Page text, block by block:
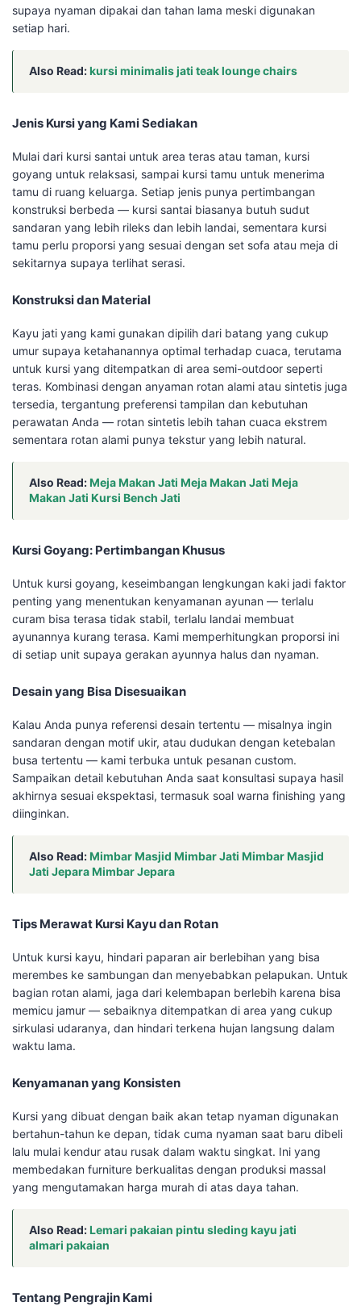
supaya nyaman dipakai dan tahan lama meski digunakan
setiap hari.
Also Read:kursi minimalis jati teak lounge chairs
Jenis Kursi yang Kami Sediakan
Mulai dari kursi santai untuk area teras atau taman, kursi
goyang untuk relaksasi, sampai kursi tamu untuk menerima
tamu di ruang keluarga. Setiap jenis punya pertimbangan
konstruksi berbeda — kursi santai biasanya butuh sudut
sandaran yang lebih rileks dan lebih landai, sementara kursi
tamu perlu proporsi yang sesuai dengan set sofa atau meja di
sekitarnya supaya terlihat serasi.
Konstruksi dan Material
Kayu jati yang kami gunakan dipilih dari batang yang cukup
umur supaya ketahanannya optimal terhadap cuaca, terutama
untuk kursi yang ditempatkan di area semi-outdoor seperti
teras. Kombinasi dengan anyaman rotan alami atau sintetis juga
tersedia, tergantung preferensi tampilan dan kebutuhan
perawatan Anda — rotan sintetis lebih tahan cuaca ekstrem
sementara rotan alami punya tekstur yang lebih natural.
Also Read:Meja Makan Jati Meja Makan Jati Meja
Makan Jati Kursi Bench Jati
Kursi Goyang: Pertimbangan Khusus
Untuk kursi goyang, keseimbangan lengkungan kaki jadi faktor
penting yang menentukan kenyamanan ayunan — terlalu
curam bisa terasa tidak stabil, terlalu landai membuat
ayunannya kurang terasa. Kami memperhitungkan proporsi ini
di setiap unit supaya gerakan ayunnya halus dan nyaman.
Desain yang Bisa Disesuaikan
Kalau Anda punya referensi desain tertentu — misalnya ingin
sandaran dengan motif ukir, atau dudukan dengan ketebalan
busa tertentu — kami terbuka untuk pesanan custom.
Sampaikan detail kebutuhan Anda saat konsultasi supaya hasil
akhirnya sesuai ekspektasi, termasuk soal warna finishing yang
diinginkan.
Also Read:Mimbar Masjid Mimbar Jati Mimbar Masjid
Jati Jepara Mimbar Jepara
Tips Merawat Kursi Kayu dan Rotan
Untuk kursi kayu, hindari paparan air berlebihan yang bisa
merembes ke sambungan dan menyebabkan pelapukan. Untuk
bagian rotan alami, jaga dari kelembapan berlebih karena bisa
memicu jamur — sebaiknya ditempatkan di area yang cukup
sirkulasi udaranya, dan hindari terkena hujan langsung dalam
waktu lama.
Kenyamanan yang Konsisten
Kursi yang dibuat dengan baik akan tetap nyaman digunakan
bertahun-tahun ke depan, tidak cuma nyaman saat baru dibeli
lalu mulai kendur atau rusak dalam waktu singkat. Ini yang
membedakan furniture berkualitas dengan produksi massal
yang mengutamakan harga murah di atas daya tahan.
Also Read:Lemari pakaian pintu sleding kayu jati
almari pakaian
Tentang Pengrajin Kami